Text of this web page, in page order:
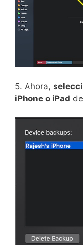
5. Ahora,
iPhone o iPad